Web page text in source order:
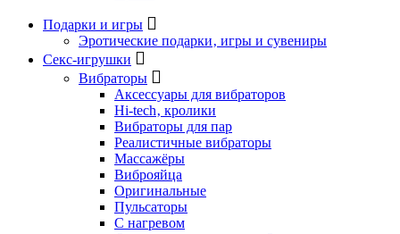
Подарки и игры
Эротические подарки‚ игры и сувениры
Секс-игрушки
Вибраторы
Аксессуары для вибраторов
Hi-tech‚ кролики
Вибраторы для пар
Реалистичные вибраторы
Массажёры
Виброяйца
Оригинальные
Пульсаторы
С нагревом